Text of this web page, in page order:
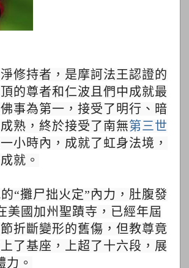
修持者，是摩訶法王認證的
的尊者和仁波且們中成就最
事為第一，接受了明行、暗
熟，終於接受了南無第三世
小時內，成就了虹身法境，
就。
“攤尸拙火定”內力，肚腹發
美國加州聖蹟寺，已經年屆
折斷變形的舊傷，但教尊竟
了基座，上超了十六段，展
。